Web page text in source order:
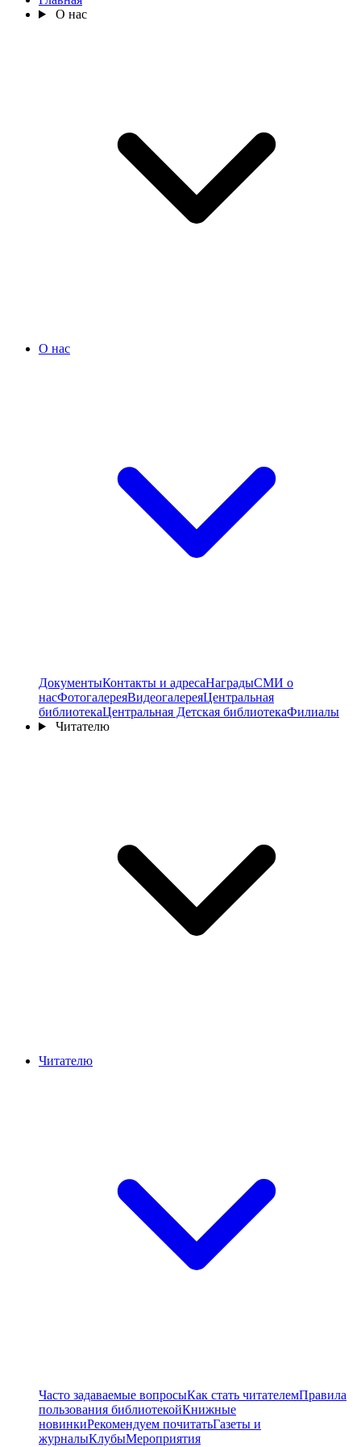
О нас
О нас
ДокументыКонтакты и адресаНаградыСМИ о
насФотогалереяВидеогалереяЦентральная
библиотекаЦентральная Детская библиотекаФилиалы
Читателю
Читателю
Часто задаваемые вопросыКак стать читателемПравила
пользования библиотекойКнижные
новинкиРекомендуем почитатьГазеты и
журналыКлубыМероприятия